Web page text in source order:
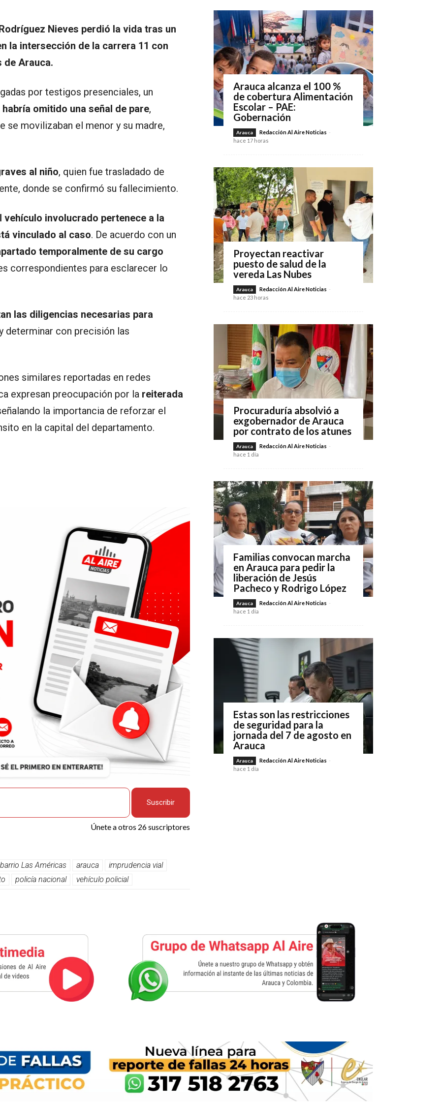
Nieves perdió la vida tras un
la intersección de la carrera 11 con
de Arauca.
por testigos presenciales, un
omitido una señal de pare,
se movilizaban el menor y su madre,
al niño, quien fue trasladado de
donde se confirmó su fallecimiento.
vehículo involucrado pertenece a la
vinculado al caso. De acuerdo con un
temporalmente de su cargo
correspondientes para esclarecer lo
las diligencias necesarias para
determinar con precisión las
similares reportadas en redes
expresan preocupación por la reiterada
la importancia de reforzar el
en la capital del departamento.
Suscribir
Únete a otros 26 suscriptores
Las Américas arauca
imprudencia vial
policía nacional vehículo policial
Arauca alcanza el 100 %
de cobertura Alimentación
Escolar – PAE:
Gobernación
Arauca Redacción Al Aire Noticias -
hace 17 horas
Proyectan reactivar
puesto de salud de la
vereda Las Nubes
Arauca Redacción Al Aire Noticias -
hace 23 horas
Procuraduría absolvió a
exgobernador de Arauca
por contrato de los atunes
Arauca Redacción Al Aire Noticias -
hace 1 día
Familias convocan marcha
en Arauca para pedir la
liberación de Jesús
Pacheco y Rodrigo López
Arauca Redacción Al Aire Noticias -
hace 1 día
Estas son las restricciones
de seguridad para la
jornada del 7 de agosto en
Arauca
Arauca Redacción Al Aire Noticias -
hace 1 día